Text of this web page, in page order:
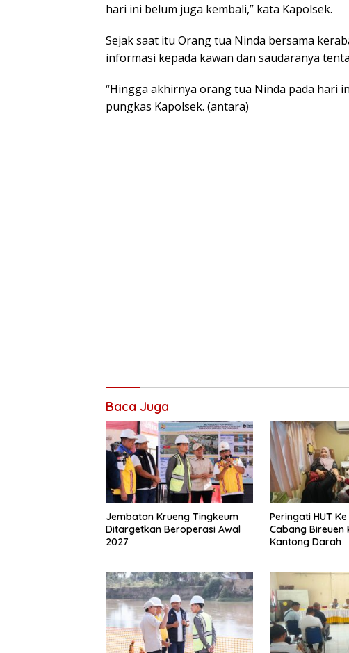
hari ini belum juga kembali,” kata Kapolsek.
Sejak saat itu Orang tua Ninda bersama
informasi kepada kawan dan saudaranya
“Hingga akhirnya orang tua Ninda pada hari
pungkas Kapolsek. (antara)
Baca Juga
Jembatan Krueng Tingkeum
Ditargetkan Beroperasi Awal
2027
Peringati HUT
Cabang Bireuen
Kantong Darah